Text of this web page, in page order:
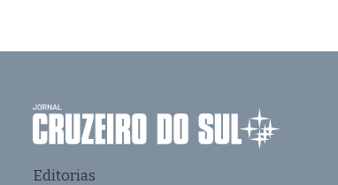
Editorias